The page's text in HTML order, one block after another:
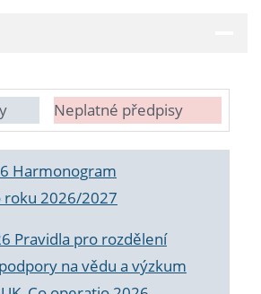
Neplatné předpisy
Harmonogram
2026/2027
Pravidla pro rozdělení
na vědu a výzkum